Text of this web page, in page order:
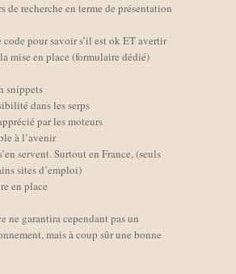
de recherche en terme de présentation
pour savoir s’il est ok ET avertir
mise en place (formulaire dédié)
snippets
dans les serps
par les moteurs
à l’avenir
servent. Surtout en France, (seuls
sites d’emploi)
en place
ne garantira cependant pas un
mais à coup sûr une bonne